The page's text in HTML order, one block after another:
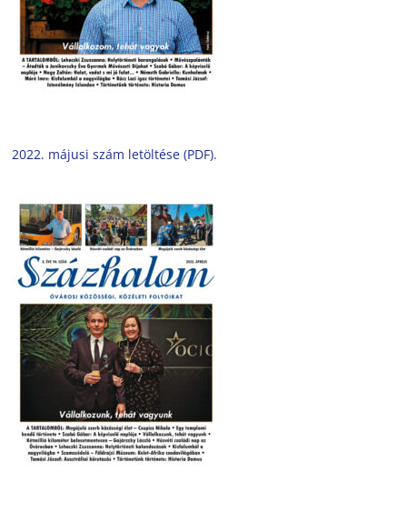
2022. májusi szám letöltése (PDF).